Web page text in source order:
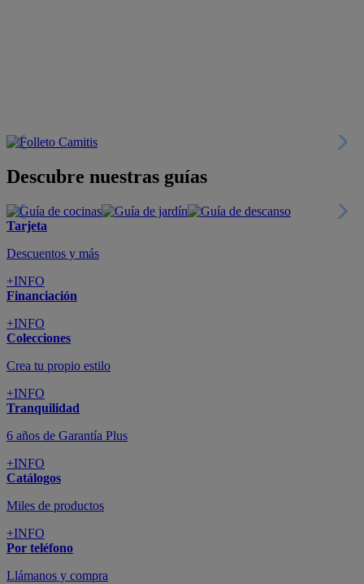
Descubre nuestras guías
Tarjeta
Descuentos y más
+INFO
Financiación
+INFO
Colecciones
Crea tu propio estilo
+INFO
Tranquilidad
6 años de Garantía Plus
+INFO
Catálogos
Miles de productos
+INFO
Por teléfono
Llámanos y compra